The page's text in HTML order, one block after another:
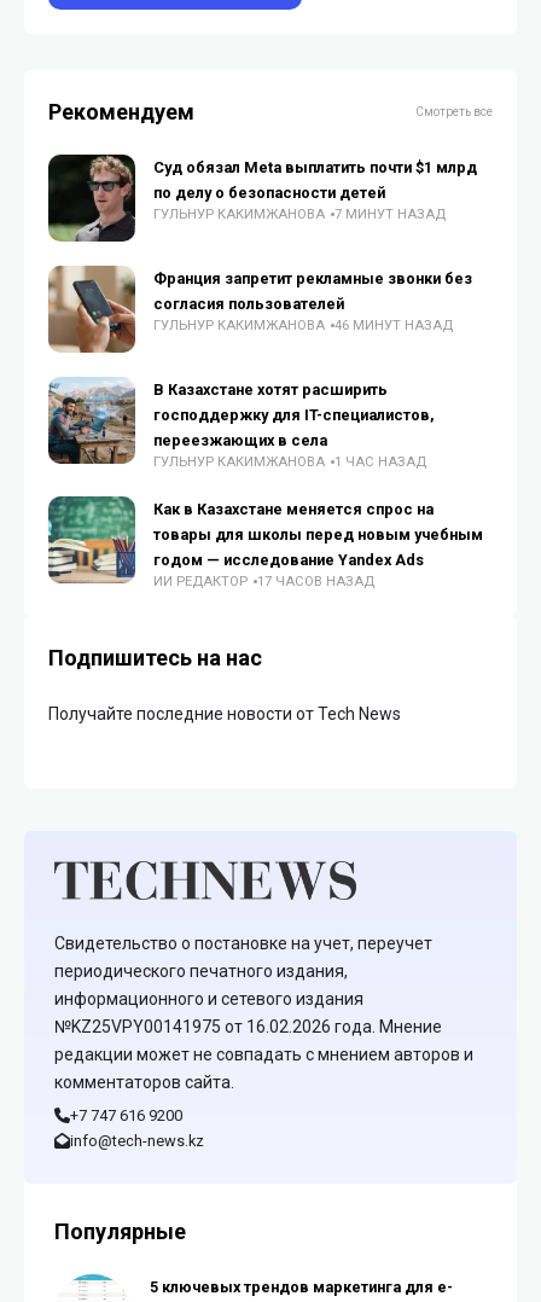
Рекомендуем Смотреть все
Суд обязал Meta выплатить почти $1 млрд
по делу о безопасности детей
ГУЛЬНУР КАКИМЖАНОВА 7 МИНУТ НАЗАД
Франция запретит рекламные звонки без
согласия пользователей
ГУЛЬНУР КАКИМЖАНОВА 46 МИНУТ НАЗАД
В Казахстане хотят расширить
господдержку для IT-специалистов,
переезжающих в села
ГУЛЬНУР КАКИМЖАНОВА 1 ЧАС НАЗАД
Как в Казахстане меняется спрос на
товары для школы перед новым учебным
годом — исследование Yandex Ads
ИИ РЕДАКТОР 17 ЧАСОВ НАЗАД
Подпишитесь на нас
Получайте последние новости от Tech News
Свидетельство о постановке на учет, переучет
периодического печатного издания,
информационного и сетевого издания
№KZ25VPY00141975 от 16.02.2026 года. Мнение
редакции может не совпадать с мнением авторов и
комментаторов сайта.
+7 747 616 9200
info@tech-news.kz
Популярные
5 ключевых трендов маркетинга для e-